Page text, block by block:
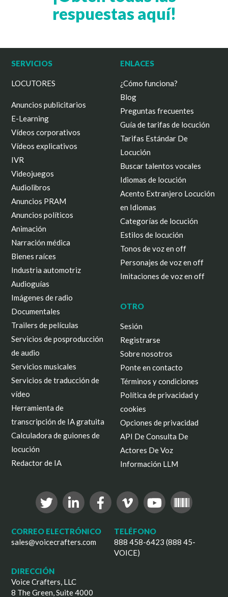
respuestas aquí!
SERVICIOS
LOCUTORES
Anuncios publicitarios
E-Learning
Vídeos corporativos
Vídeos explicativos
IVR
Videojuegos
Audiolibros
Anuncios PRAM
Anuncios políticos
Animación
Narración médica
Bienes raíces
Industria automotriz
Audioguías
Imágenes de radio
Documentales
Trailers de películas
Servicios de posproducción
de audio
Servicios musicales
Servicios de traducción de
vídeo
Herramienta de
transcripción de IA gratuita
Calculadora de guiones de
locución
Redactor de IA
ENLACES
¿Cómo funciona?
Blog
Preguntas frecuentes
Guía de tarifas de locución
Tarifas Estándar De
Locución
Buscar talentos vocales
Idiomas de locución
Acento Extranjero Locución
en Idiomas
Categorías de locución
Estilos de locución
Tonos de voz en off
Personajes de voz en off
Imitaciones de voz en off
OTRO
Sesión
Registrarse
Sobre nosotros
Ponte en contacto
Términos y condiciones
Política de privacidad y
cookies
Opciones de privacidad
API De Consulta De
Actores De Voz
Información LLM
CORREO ELECTRÓNICO
sales@voicecrafters.com
TELÉFONO
888 458-6423 (888 45-
VOICE)
DIRECCIÓN
Voice Crafters, LLC
8 The Green, Suite 4000